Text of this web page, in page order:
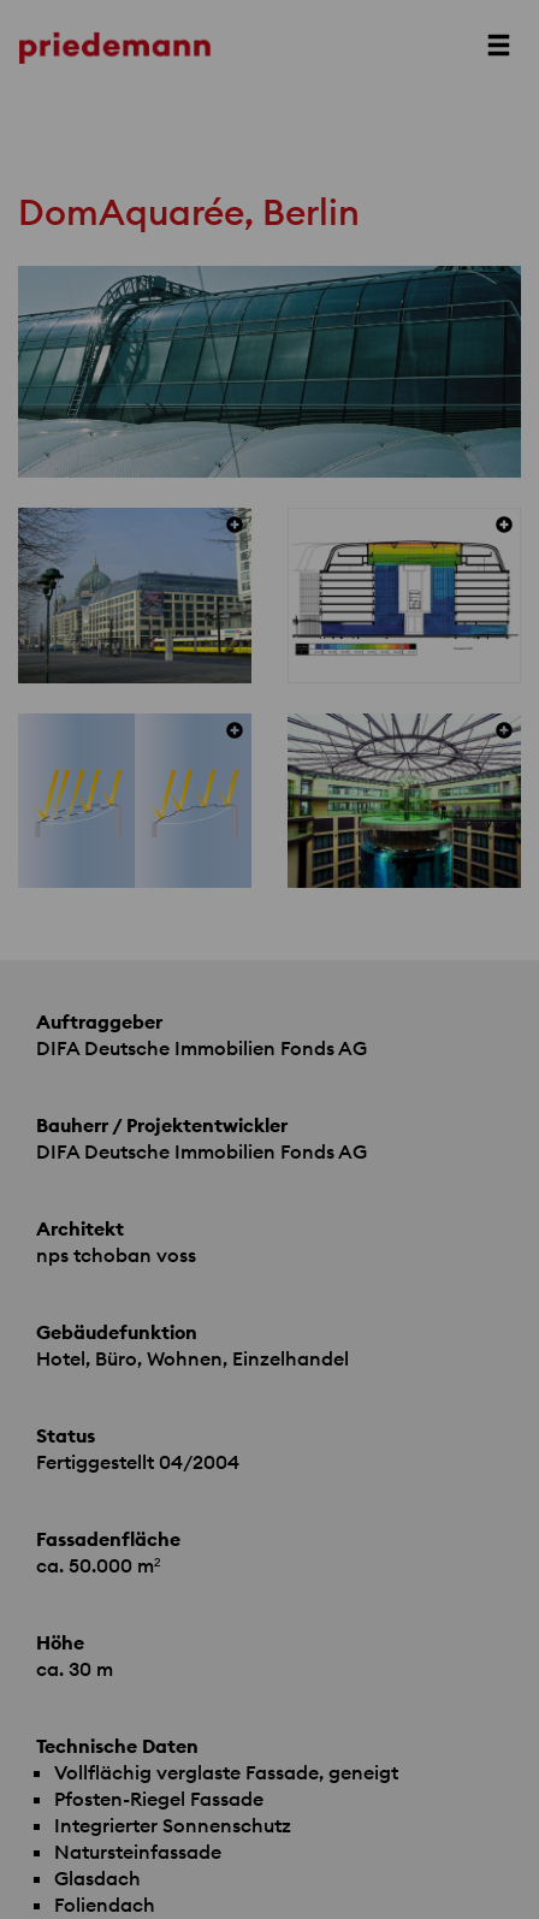
DomAquarée, Berlin
Auftraggeber
DIFADeutsche Immobilien Fonds AG
Bauherr / Projektentwickler
DIFADeutsche Immobilien Fonds AG
Architekt
nps tchoban voss
Gebäudefunktion
Hotel, Büro, Wohnen, Einzelhandel
Status
Fertiggestellt 04/2004
Fassadenfläche
ca. 50.000 m²
Höhe
ca. 30 m
Technische Daten
Vollflächig verglaste Fassade, geneigt
Pfosten-Riegel Fassade
Integrierter Sonnenschutz
Natursteinfassade
Glasdach
Foliendach